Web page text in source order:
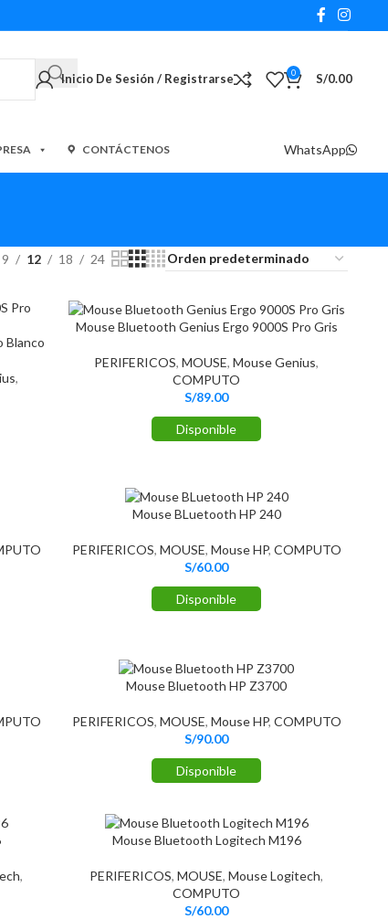
Inicio De Sesión / Registrarse 0 S/0.00
CONTÁCTENOS WhatsApp
9 12 18 24
Blanco
,
Mouse Bluetooth Genius Ergo 9000S Pro Gris
PERIFERICOS,MOUSE,Mouse Genius,
COMPUTO
S/89.00
Disponible
Mouse BLuetooth HP 240
PERIFERICOS, MOUSE, Mouse HP, COMPUTO
S/60.00
Disponible
Mouse Bluetooth HP Z3700
PERIFERICOS, MOUSE, Mouse HP, COMPUTO
S/90.00
Disponible
,
Mouse Bluetooth Logitech M196
PERIFERICOS,MOUSE,Mouse Logitech,
COMPUTO
S/60.00